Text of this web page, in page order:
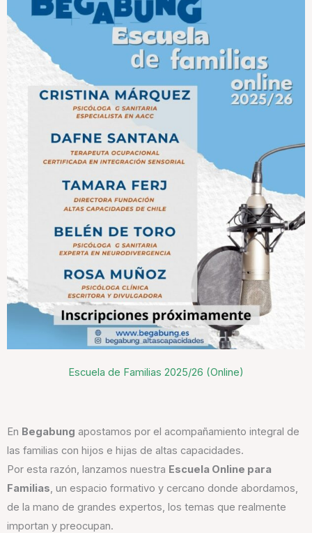
Escuela de Familias 2025/26 (Online)
En Begabung apostamos por el acompañamiento integral de
las familias con hijos e hijas de altas capacidades.
Por esta razón, lanzamos nuestra Escuela Online para
Familias , un espacio formativo y cercano donde abordamos,
de la mano de grandes expertos, los temas que realmente
importan y preocupan.